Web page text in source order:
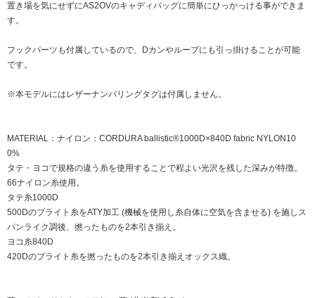
置き場を気にせずにAS2OVのキャディバッグに簡単にひっかっける事ができま
す。
フックパーツも付属しているので、Dカンやループにも引っ掛けることが可能
です。
※本モデルにはレザーナンパリングタグは付属しません。
MATERIAL：ナイロン：CORDURA ballistic®1000D×840D fabric NYLON10
0%
タテ・ヨコで規格の違う糸を使用することで程よい光沢を残した深みが特徴。
66ナイロン糸使用。
タテ糸1000D
500Dのブライト糸をATY加工 (機械を使用し糸自体に空気を含ませる) を施しス
パンライク調後、撚ったものを2本引き揃え。
ヨコ糸840D
420Dのブライト糸を撚ったものを2本引き揃えオックス織。